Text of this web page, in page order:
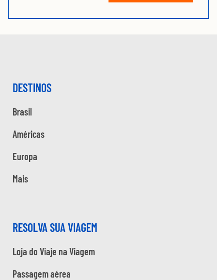
DESTINOS
Brasil
Américas
Europa
Mais
RESOLVA SUA VIAGEM
Loja do Viaje na Viagem
Passagem aérea